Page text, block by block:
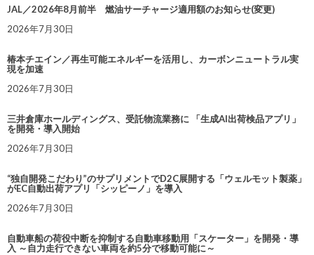
JAL／2026年8月前半 燃油サーチャージ適用額のお知らせ(変更)
2026年7月30日
椿本チエイン／再生可能エネルギーを活用し、カーボンニュートラル実
現を加速
2026年7月30日
三井倉庫ホールディングス、受託物流業務に 「生成AI出荷検品アプリ」
を開発・導入開始
2026年7月30日
“独自開発こだわり”のサプリメントでD2C展開する「ウェルモット製薬」
がEC自動出荷アプリ「シッピーノ」を導入
2026年7月30日
自動車船の荷役中断を抑制する自動車移動用「スケーター」を開発・導
入 ～自力走行できない車両を約5分で移動可能に～